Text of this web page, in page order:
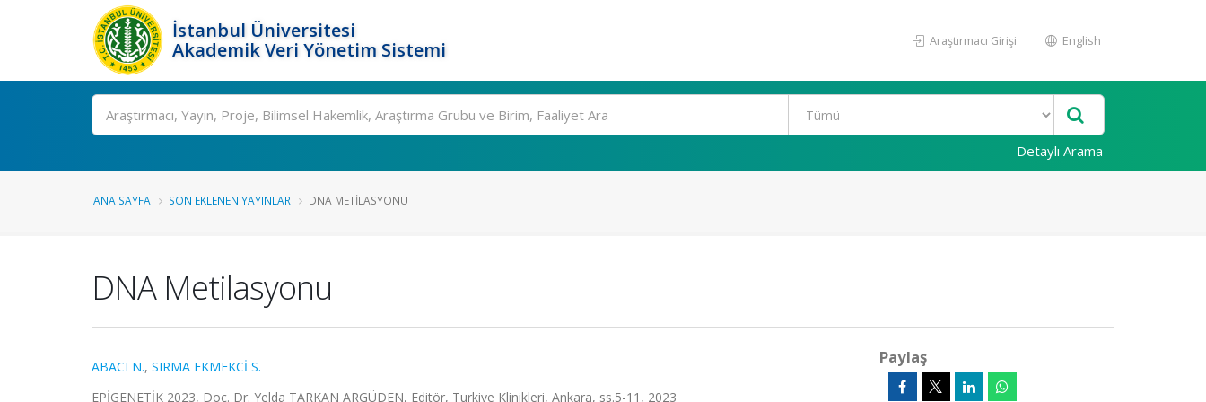
İstanbul Üniversitesi
Akademik Veri Yönetim Sistemi
Araştırmacı Girişi English
Ara
Detaylı Arama
ANA SAYFA SON EKLENEN YAYINLAR DNA METILASYONU
DNA Metilasyonu
ABACI N., SIRMA EKMEKCİ S.
EPİGENETİK 2023, Doç. Dr. Yelda TARKAN ARGÜDEN, Editör, Turkiye Klinikleri, Ankara, ss.5-11, 2023
Paylaş